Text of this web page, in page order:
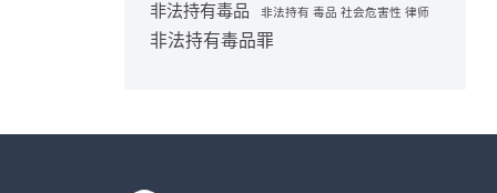
非法持有毒品 非法持有 毒品 社会危害性 律师
非法持有毒品罪